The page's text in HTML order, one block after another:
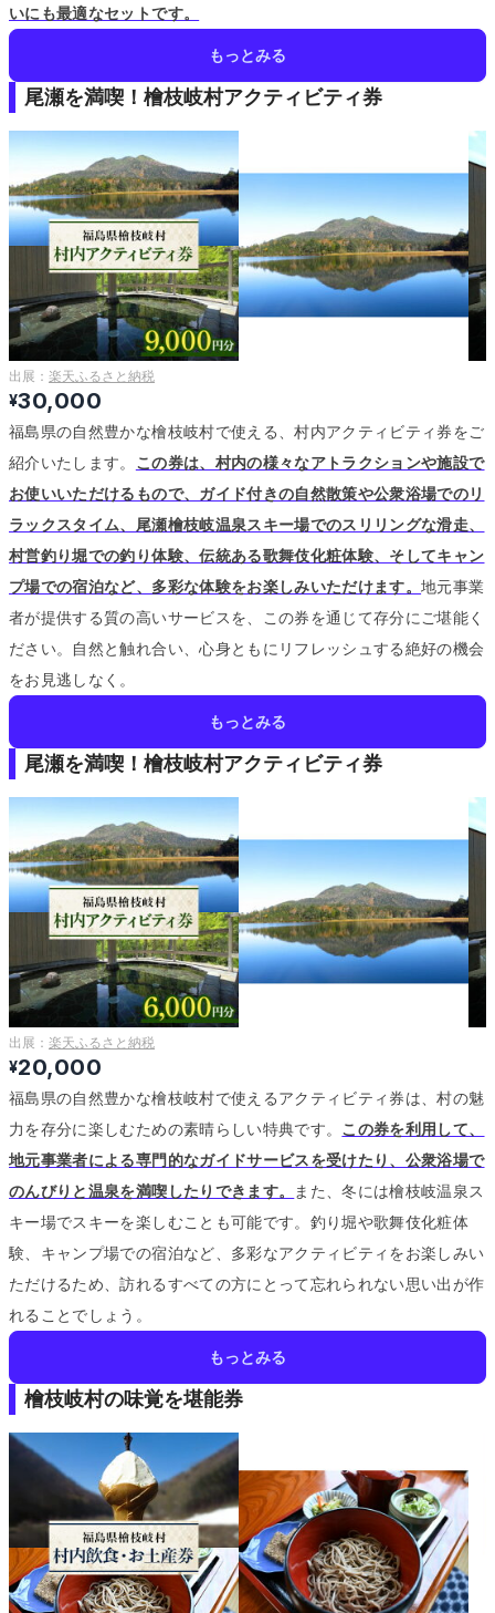
いにも最適なセットです。
もっとみる
尾瀬を満喫！檜枝岐村アクティビティ券
出展： 楽天ふるさと納税
¥30,000
福島県の自然豊かな檜枝岐村で使える、村内アクティビティ券をご
紹介いたします。 この券は、村内の様々なアトラクションや施設で
お使いいただけるもので、ガイド付きの自然散策や公衆浴場でのリ
ラックスタイム、尾瀬檜枝岐温泉スキー場でのスリリングな滑走、
村営釣り堀での釣り体験、伝統ある歌舞伎化粧体験、そしてキャン
プ場での宿泊など、多彩な体験をお楽しみいただけます。地元事業
者が提供する質の高いサービスを、この券を通じて存分にご堪能く
ださい。 自然と触れ合い、心身ともにリフレッシュする絶好の機会
をお見逃しなく。
もっとみる
尾瀬を満喫！檜枝岐村アクティビティ券
出展： 楽天ふるさと納税
¥20,000
福島県の自然豊かな檜枝岐村で使えるアクティビティ券は、村の魅
力を存分に楽しむための素晴らしい特典です。 この券を利用して、
地元事業者による専門的なガイドサービスを受けたり、公衆浴場で
のんびりと温泉を満喫したりできます。
また、冬には檜枝岐温泉ス
キー場でスキーを楽しむことも可能です。 釣り堀や歌舞伎化粧体
験、キャンプ場での宿泊など、多彩なアクティビティをお楽しみい
ただけるため、訪れるすべての方にとって忘れられない思い出が作
れることでしょう。
もっとみる
檜枝岐村の味覚を堪能券